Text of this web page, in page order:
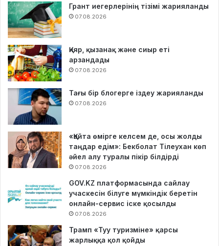
Грант иегерлерінің тізімі жарияланды
07.08.2026
Қияр, қызанақ және сиыр еті
арзандады
07.08.2026
Тағы бір блогерге іздеу жарияланды
07.08.2026
«Қайта өмірге келсем де, осы жолды
таңдар едім»: Бекболат Тілеухан көп
әйел алу туралы пікір білдірді
07.08.2026
GOV.KZ платформасында сайлау
учаскесін білуге мүмкіндік беретін
онлайн-сервис іске қосылды
07.08.2026
Трамп «Туу туризміне» қарсы
жарлыққа қол қойды